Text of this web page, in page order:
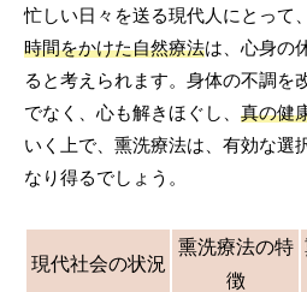
忙しい日々を送る現代人にとって
時間をかけた自然療法は、心身の
ると考えられます。身体の不調を
でなく、心も解きほぐし、真の健
いく上で、熏洗療法は、有効な選
なり得るでしょう。
現代社会の状況
熏洗療法の特
徴